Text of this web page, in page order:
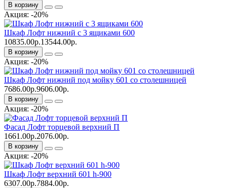
В корзину
Акция: -20%
Шкаф Лофт нижний с 3 ящиками 600
10835.00р.13544.00р.
В корзину
Акция: -20%
Шкаф Лофт нижний под мойку 601 со столешницей
7686.00р.9606.00р.
В корзину
Акция: -20%
Фасад Лофт торцевой верхний П
1661.00р.2076.00р.
В корзину
Акция: -20%
Шкаф Лофт верхний 601 h-900
6307.00р.7884.00р.